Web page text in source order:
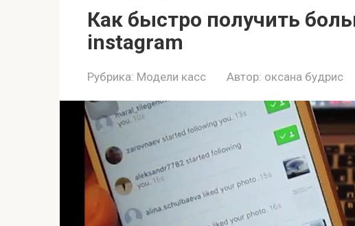
Как быстро получить
instagram
Рубрика: Модели касс Автор: оксана будрис